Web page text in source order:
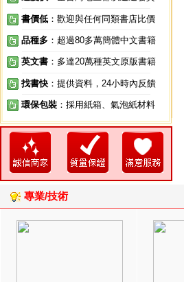
書價低 ：歡迎與任何同類書店比價
品種多 ：超過80多萬簡體中文書籍
英文書 ：多達20萬種英文原版書籍
找書快 ：提供資料，24小時內反饋
環保包裝 ：採用紙箱、氣泡紙材料
專業/技術